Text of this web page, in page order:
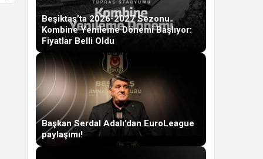
Beşiktaş’ta 2026-2027 Sezonu
Kombine Yenileme Dönemi Başlıyor:
Fiyatlar Belli Oldu
Başkan Serdal Adalı’dan EuroLeague
paylaşımı!